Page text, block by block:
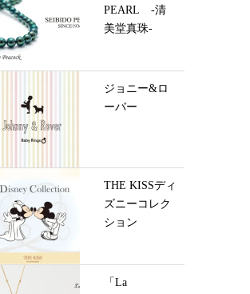
PEARL -清
美堂真珠-
ジョニー&ロ
ーバー
THE KISSディ
ズニーコレク
ション
「La